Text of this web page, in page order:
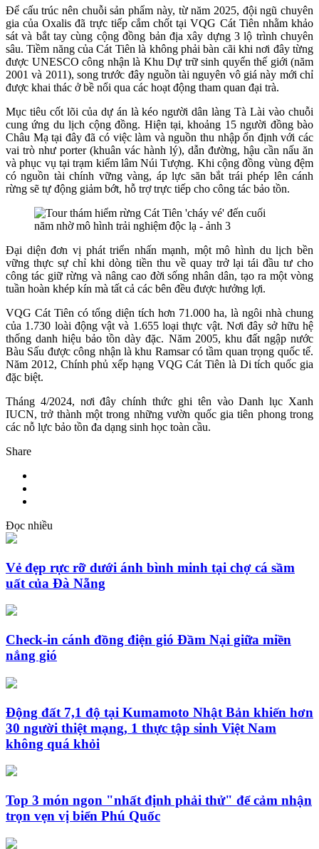
Để cấu trúc nên chuỗi sản phẩm này, từ năm 2025, đội ngũ chuyên
gia của Oxalis đã trực tiếp cắm chốt tại VQG Cát Tiên nhằm khảo
sát và bắt tay cùng cộng đồng bản địa xây dựng 3 lộ trình chuyên
sâu. Tiềm năng của Cát Tiên là không phải bàn cãi khi nơi đây từng
được UNESCO công nhận là Khu Dự trữ sinh quyển thế giới (năm
2001 và 2011), song trước đây nguồn tài nguyên vô giá này mới chỉ
được khai thác ở bề nổi qua các hoạt động tham quan đại trà.
Mục tiêu cốt lõi của dự án là kéo người dân làng Tà Lài vào chuỗi
cung ứng du lịch cộng đồng. Hiện tại, khoảng 15 người đồng bào
Châu Mạ tại đây đã có việc làm và nguồn thu nhập ổn định với các
vai trò như porter (khuân vác hành lý), dẫn đường, hậu cần nấu ăn
và phục vụ tại trạm kiểm lâm Núi Tượng. Khi cộng đồng vùng đệm
có nguồn tài chính vững vàng, áp lực săn bắt trái phép lên cánh
rừng sẽ tự động giảm bớt, hỗ trợ trực tiếp cho công tác bảo tồn.
Đại diện đơn vị phát triển nhấn mạnh, một mô hình du lịch bền
vững thực sự chỉ khi dòng tiền thu về quay trở lại tái đầu tư cho
công tác giữ rừng và nâng cao đời sống nhân dân, tạo ra một vòng
tuần hoàn khép kín mà tất cả các bên đều được hưởng lợi.
VQG Cát Tiên có tổng diện tích hơn 71.000 ha, là ngôi nhà chung
của 1.730 loài động vật và 1.655 loại thực vật. Nơi đây sở hữu hệ
thống danh hiệu bảo tồn dày đặc. Năm 2005, khu đất ngập nước
Bàu Sấu được công nhận là khu Ramsar có tầm quan trọng quốc tế.
Năm 2012, Chính phủ xếp hạng VQG Cát Tiên là Di tích quốc gia
đặc biệt.
Tháng 4/2024, nơi đây chính thức ghi tên vào Danh lục Xanh
IUCN, trở thành một trong những vườn quốc gia tiên phong trong
các nỗ lực bảo tồn đa dạng sinh học toàn cầu.
Share
Đọc nhiều
Vẻ đẹp rực rỡ dưới ánh bình minh tại chợ cá sầm
uất của Đà Nẵng
Check-in cánh đồng điện gió Đầm Nại giữa miền
nắng gió
Động đất 7,1 độ tại Kumamoto Nhật Bản khiến hơn
30 người thiệt mạng, 1 thực tập sinh Việt Nam
không quá khỏi
Top 3 món ngon "nhất định phải thử" để cảm nhận
trọn vẹn vị biển Phú Quốc